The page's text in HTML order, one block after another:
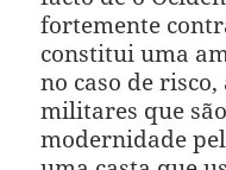
fortemente
constitui uma
no caso de
militares que
modernidade